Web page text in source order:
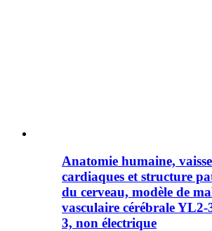
Anatomie humaine,
cardiaques et structure
du cerveau, modèle de
vasculaire cérébrale YL2-
3, non électrique